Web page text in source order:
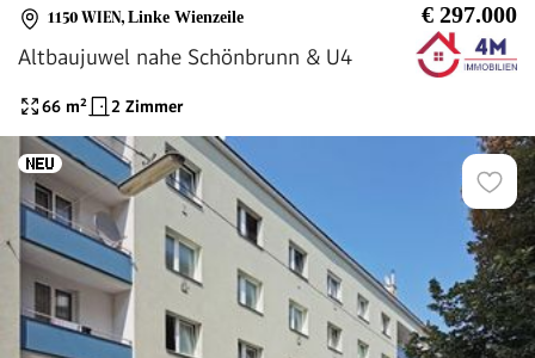
1150 WIEN, Linke Wienzeile € 297.000
Altbaujuwel nahe Schönbrunn & U4
66 m² 2 Zimmer